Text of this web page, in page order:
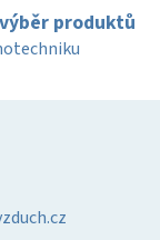
k
y
produktů